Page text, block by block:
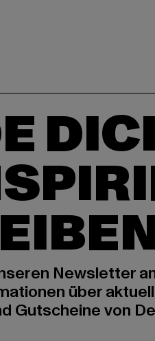
Newsletter
über
Gutscheine von